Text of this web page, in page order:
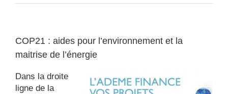
COP21 : aides pour l’environnement et la
maitrise de l’énergie
Dans la droite
ligne de la